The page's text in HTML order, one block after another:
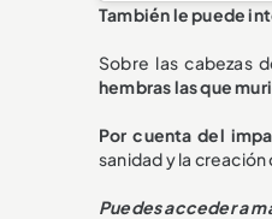
También le puede
Sobre las cabezas
hembras las que
Por cuenta del
sanidad y la
Puedes acceder a